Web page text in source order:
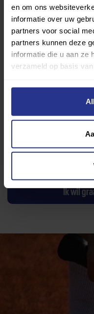
en om ons
informatie over uw
partners voor social
partners kunnen deze
informatie die u aan ze
verzameld op basis
TV De Ruucstoppelen
Wijziging voorstellen voor
Ik wil